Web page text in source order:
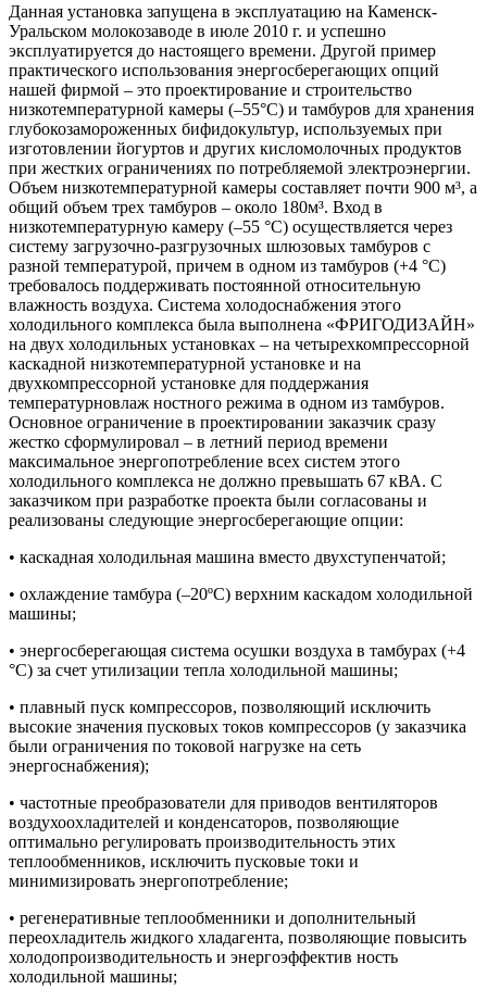
Данная установка запущена в эксплуатацию на Каменск-
Уральском молокозаводе в июле 2010 г. и успешно
эксплуатируется до настоящего времени. Другой пример
практического использования энергосберегающих опций
нашей фирмой – это проектирование и строительство
низкотемпературной камеры (–55°С) и тамбуров для хранения
глубокозамороженных бифидокультур, используемых при
изготовлении йогуртов и других кисломолочных продуктов
при жестких ограничениях по потребляемой электроэнергии.
Объем низкотемпературной камеры составляет почти 900 м³, а
общий объем трех тамбуров – около 180м³. Вход в
низкотемпературную камеру (–55 °С) осуществляется через
систему загрузочно-разгрузочных шлюзовых тамбуров с
разной температурой, причем в одном из тамбуров (+4 °С)
требовалось поддерживать постоянной относительную
влажность воздуха. Система холодоснабжения этого
холодильного комплекса была выполнена «ФРИГОДИЗАЙН»
на двух холодильных установках – на четырехкомпрессорной
каскадной низкотемпературной установке и на
двухкомпрессорной установке для поддержания
температурновлаж ностного режима в одном из тамбуров.
Основное ограничение в проектировании заказчик сразу
жестко сформулировал – в летний период времени
максимальное энергопотребление всех систем этого
холодильного комплекса не должно превышать 67 кВА. С
заказчиком при разработке проекта были согласованы и
реализованы следующие энергосберегающие опции:
• каскадная холодильная машина вместо двухступенчатой;
• охлаждение тамбура (–20ºС) верхним каскадом холодильной
машины;
• энергосберегающая система осушки воздуха в тамбурах (+4
°С) за счет утилизации тепла холодильной машины;
• плавный пуск компрессоров, позволяющий исключить
высокие значения пусковых токов компрессоров (у заказчика
были ограничения по токовой нагрузке на сеть
энергоснабжения);
• частотные преобразователи для приводов вентиляторов
воздухоохладителей и конденсаторов, позволяющие
оптимально регулировать производительность этих
теплообменников, исключить пусковые токи и
минимизировать энергопотребление;
• регенеративные теплообменники и дополнительный
переохладитель жидкого хладагента, позволяющие повысить
холодопроизводительность и энергоэффектив ность
холодильной машины;